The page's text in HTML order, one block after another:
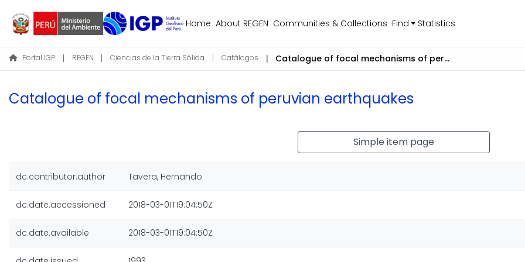
Home About REGEN Communities & Collections Find Statistics
Portal IGP REGEN Ciencias de la Tierra Sólida Catálogos Catalogue of focal mechanisms of peruvian earthquakes
Catalogue of focal mechanisms of peruvian earthquakes
Simple item page
dc.contributor.author Tavera, Hernando
dc.date.accessioned 2018-03-01T19:04:50Z
dc.date.available 2018-03-01T19:04:50Z